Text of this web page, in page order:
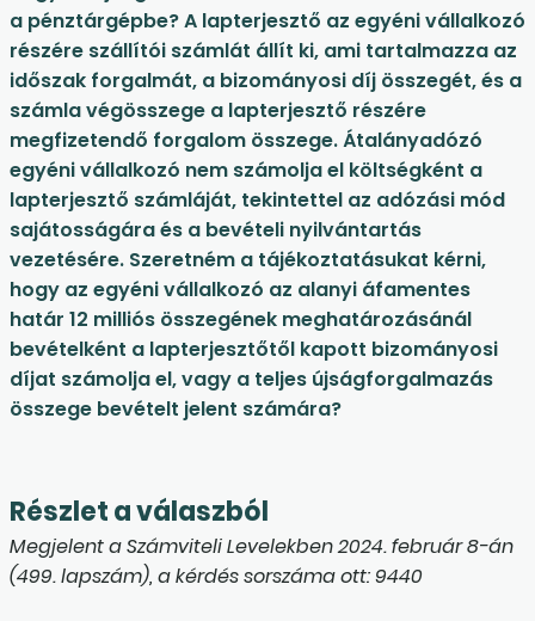
a pénztárgépbe? A lapterjesztő az egyéni vállalkozó
részére szállítói számlát állít ki, ami tartalmazza az
időszak forgalmát, a bizományosi díj összegét, és a
számla végösszege a lapterjesztő részére
megfizetendő forgalom összege. Átalányadózó
egyéni vállalkozó nem számolja el költségként a
lapterjesztő számláját, tekintettel az adózási mód
sajátosságára és a bevételi nyilvántartás
vezetésére. Szeretném a tájékoztatásukat kérni,
hogy az egyéni vállalkozó az alanyi áfamentes
határ 12 milliós összegének meghatározásánál
bevételként a lapterjesztőtől kapott bizományosi
díjat számolja el, vagy a teljes újságforgalmazás
összege bevételt jelent számára?
Részlet a válaszból
Megjelent a Számviteli Levelekben 2024. február 8-án
(499. lapszám), a kérdés sorszáma ott: 9440